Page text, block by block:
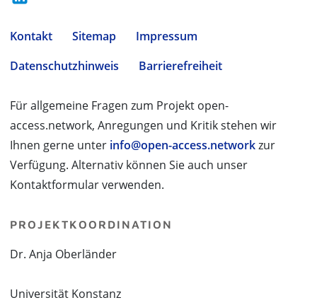
Kontakt Sitemap
Impressum
Datenschutzhinweis
Barrierefreiheit
Für allgemeine Fragen zum Projekt open-
access.network, Anregungen und Kritik stehen wir
Ihnen gerne unter info@open-access.networkzur
Verfügung. Alternativ können Sie auch unser
Kontaktformular verwenden.
PROJEKTKOORDINATION
Dr. Anja Oberländer
Universität Konstanz